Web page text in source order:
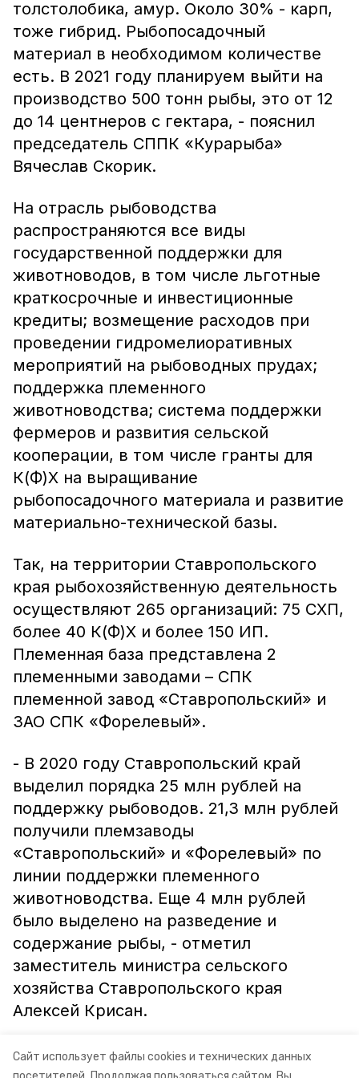
Сайт использует файлы cookies и технических данных
толстолобика, амур. Около 30% - карп,
тоже гибрид. Рыбопосадочный
материал в необходимом количестве
есть. В 2021 году планируем выйти на
производство 500 тонн рыбы, это от 12
до 14 центнеров с гектара, - пояснил
председатель СППК «Курарыба»
Вячеслав Скорик.
На отрасль рыбоводства
распространяются все виды
государственной поддержки для
животноводов, в том числе льготные
краткосрочные и инвестиционные
кредиты; возмещение расходов при
проведении гидромелиоративных
мероприятий на рыбоводных прудах;
поддержка племенного
животноводства; система поддержки
фермеров и развития сельской
кооперации, в том числе гранты для
К(Ф)Х на выращивание
рыбопосадочного материала и развитие
материально-технической базы.
Так, на территории Ставропольского
края рыбохозяйственную деятельность
осуществляют 265 организаций: 75 СХП,
более 40 К(Ф)Х и более 150 ИП.
Племенная база представлена 2
племенными заводами – СПК
племенной завод «Ставропольский» и
ЗАО СПК «Форелевый».
- В 2020 году Ставропольский край
выделил порядка 25 млн рублей на
поддержку рыбоводов. 21,3 млн рублей
получили племзаводы
«Ставропольский» и «Форелевый» по
линии поддержки племенного
животноводства. Еще 4 млн рублей
было выделено на разведение и
содержание рыбы, - отметил
заместитель министра сельского
хозяйства Ставропольского края
Алексей Крисан.
Информация: минсельхоз